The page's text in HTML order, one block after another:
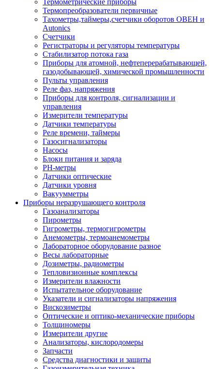
Термометрические приборы
Термопреобразователи первичные
Тахометры,таймеры,счетчики оборотов ОВЕН и
Autonics
Счетчики
Регистраторы и регуляторы температуры
Стабилизатор потока газа
Приборы для атомной, нефтеперерабатывающей,
газодобывающей, химической промышленности
Пульты управления
Реле фаз, напряжения
Приборы для контроля, сигнализации и
управления
Измерители температуры
Датчики температуры
Реле времени, таймеры
Газосигнализаторы
Насосы
Блоки питания и заряда
PH-метры
Датчики оптические
Датчики уровня
Вакуумметры
Приборы неразрушающего контроля
Газоанализаторы
Пирометры
Гигрометры, термогигрометры
Анемометры, термоанемометры
Лабораторное оборудование разное
Весы лабораторные
Дозиметры, радиометры
Тепловизионные комплексы
Измерители влажности
Испытательное оборудование
Указатели и сигнализаторы напряжения
Вискозиметры
Оптические и оптико-механические приборы
Толщиномеры
Измерители другие
Анализаторы, кислородомеры
Запчасти
Средства диагностики и защиты